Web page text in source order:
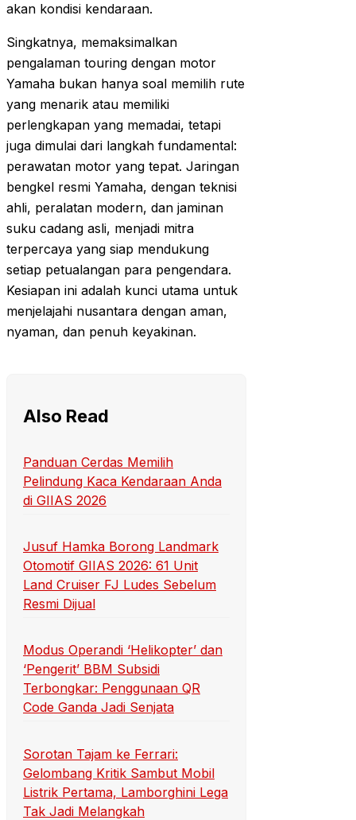
akan kondisi kendaraan.
Singkatnya, memaksimalkan
pengalaman touring dengan motor
Yamaha bukan hanya soal memilih rute
yang menarik atau memiliki
perlengkapan yang memadai, tetapi
juga dimulai dari langkah fundamental:
perawatan motor yang tepat. Jaringan
bengkel resmi Yamaha, dengan teknisi
ahli, peralatan modern, dan jaminan
suku cadang asli, menjadi mitra
terpercaya yang siap mendukung
setiap petualangan para pengendara.
Kesiapan ini adalah kunci utama untuk
menjelajahi nusantara dengan aman,
nyaman, dan penuh keyakinan.
Also Read
Panduan Cerdas Memilih
Pelindung Kaca Kendaraan Anda
di GIIAS 2026
Jusuf Hamka Borong Landmark
Otomotif GIIAS 2026: 61 Unit
Land Cruiser FJ Ludes Sebelum
Resmi Dijual
Modus Operandi ‘Helikopter’ dan
‘Pengerit’ BBM Subsidi
Terbongkar: Penggunaan QR
Code Ganda Jadi Senjata
Sorotan Tajam ke Ferrari:
Gelombang Kritik Sambut Mobil
Listrik Pertama, Lamborghini Lega
Tak Jadi Melangkah